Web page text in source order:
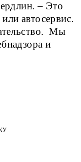
– Это
автосервис.
Мы
и